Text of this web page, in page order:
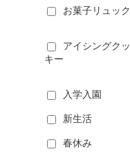
お菓子リュック
アイシングクッ
キー
入学入園
新生活
春休み